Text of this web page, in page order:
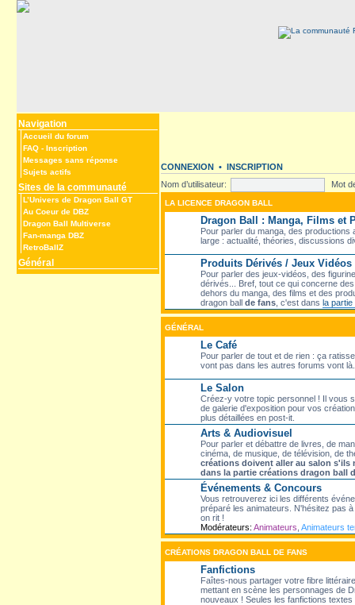
Navigation
Accueil du forum
FAQ - Inscription
Messages sans réponse
Sujets actifs
Sites de la communauté
L’Univers de Dragon Ball GT
Au Coeur de DBZ
Dragon Ball Multiverse
Fan-manga DBZ
RetroBallZ
Général
CONNEXION • INSCRIPTION
Nom d’utilisateur:
Mot
LA LICENCE DRAGON BALL
Dragon Ball : Manga, Films et
Pour parler du manga, des productions
large : actualité, théories, discussions
Produits Dérivés / Jeux Vidéos
Pour parler des jeux-vidéos, des
dérivés... Bref, tout ce qui concerne
dehors du manga, des films et des
dragon ball de fans , c'est dans la partie
GÉNÉRAL
Le Café
Pour parler de tout et de rien : ça
vont pas dans les autres forums vont là.
Le Salon
Créez-y votre topic personnel ! Il vous
de galerie d'exposition pour vos
plus détaillées en post-it.
Arts & Audiovisuel
Pour parler et débattre de livres, de
cinéma, de musique, de télévision, de
créations doivent aller au salon s'ils
dans la partie créations dragon ball
Événements & Concours
Vous retrouverez ici les différents
préparé les animateurs. N'hésitez pas
on rit !
Modérateurs: Animateurs Animateurs
CRÉATIONS DRAGON BALL DE FANS
Fanfictions
Faîtes-nous partager votre fibre
mettant en scène les personnages de
nouveaux ! Seules les fanfictions textes